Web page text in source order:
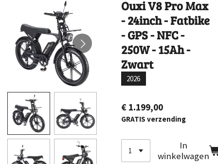
Ouxi V8 Pro Max
- 24inch - Fatbike
- GPS - NFC -
250W - 15Ah -
Zwart
2026
€ 1.199,00
GRATIS verzending
In
winkelwagen